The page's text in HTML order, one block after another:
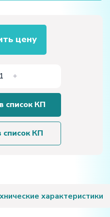
цену
Количество
товара
Учебное
оборудование
фрезерного
станка
список КП
КП
характеристики